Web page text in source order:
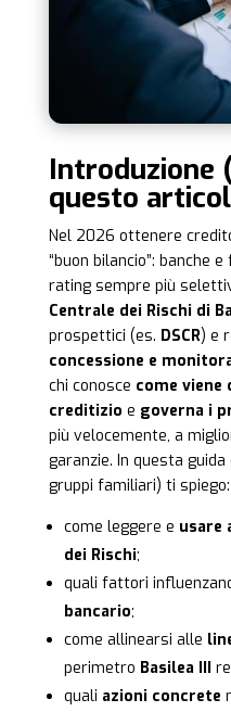
Introduzione
questo
Nel 2026 ottenere
“buon bilancio”: banche
rating sempre più
Centrale dei Rischi di
prospettici (es. DSCR) e
concessione e
chi conosce come
creditizio e governa i
più velocemente, a
garanzie. In questa
gruppi familiari) ti spiego:
come leggere e usare
dei Rischi;
quali fattori
bancario;
come allinearsi alle
perimetro Basilea III
quali azioni concrete